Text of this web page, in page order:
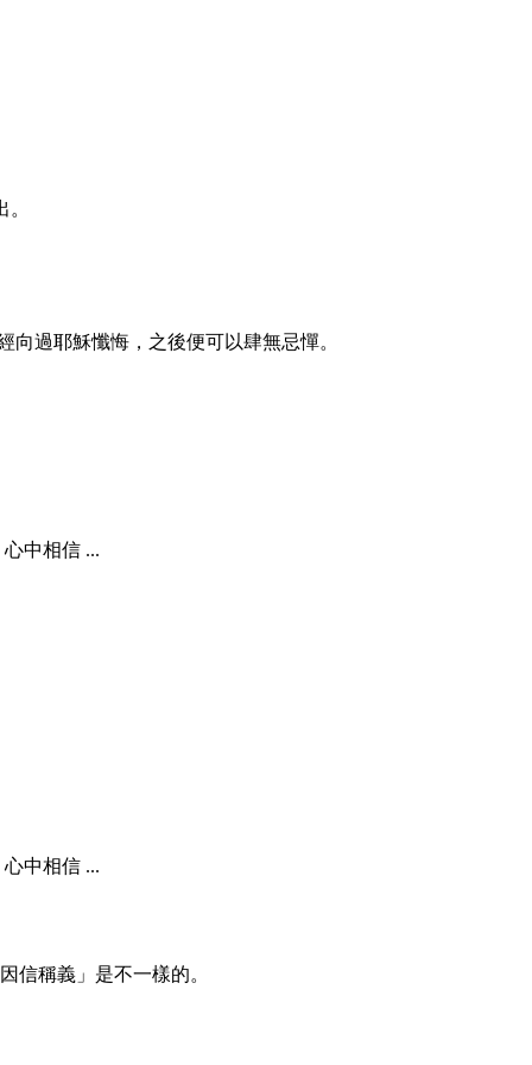
過耶穌懺悔，之後便可以肆無忌憚。
中相信 ...
中相信 ...
信稱義」是不一樣的。